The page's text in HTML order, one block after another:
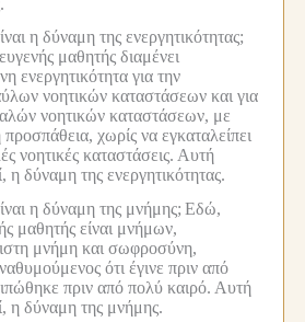
η δύναμη της ενεργητικότητας;
μαθητής διαμένει
ενεργητικότητα για την
νοητικών καταστάσεων και για
νοητικών καταστάσεων, με
χωρίς να εγκαταλείπει
νοητικές καταστάσεις. Αυτή
η δύναμη της ενεργητικότητας.
η δύναμη της μνήμης; Εδώ,
μαθητής είναι μνήμων,
μνήμη και σωφροσύνη,
ότι έγινε πριν από
πριν από πολύ καιρό. Αυτή
η δύναμη της μνήμης.